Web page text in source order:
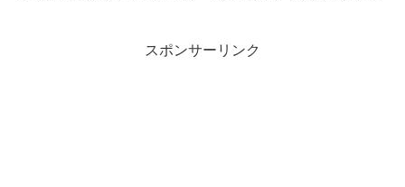
ちは3DCGの効いたゲームや映画
フィンランド・メソッドで本が好
スポンサーリンク